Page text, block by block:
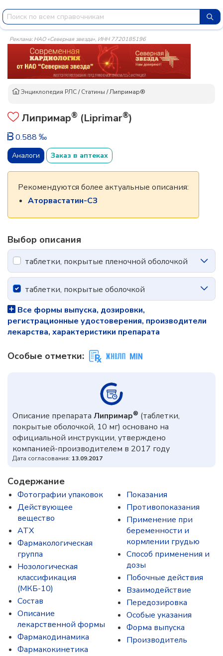
Реклама: НАО «Северная звезда», ИНН 7720185196
Энциклопедия РЛС/Статины /Липримар®
Липримар® (Liprimar®)
0.588 ‰
Аналоги Заказ в аптеках
Рекомендуются более актуальные описания:
Аторвастатин-СЗ
Выбор описания
таблетки, покрытые пленочной оболочкой
таблетки, покрытые оболочкой
Все формы выпуска, дозировки,
регистрационные удостоверения, производители
лекарства, характеристики препарата
Особые отметки:
Описание препарата Липримар® (таблетки,
покрытые оболочкой, 10 мг) основано на
официальной инструкции, утверждено
компанией-производителем в 2017 году
Дата согласования: 13.09.2017
Содержание
Фотографии упаковок
Действующее
вещество
ATX
Фармакологическая
группа
Нозологическая
классификация
(МКБ-10)
Состав
Описание
лекарственной формы
Фармакодинамика
Фармакокинетика
Показания
Противопоказания
Применение при
беременности и
кормлении грудью
Способ применения и
дозы
Побочные действия
Взаимодействие
Передозировка
Особые указания
Форма выпуска
Производитель